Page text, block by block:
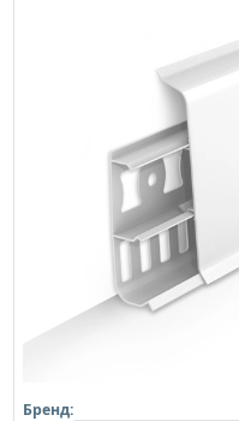
Бренд: